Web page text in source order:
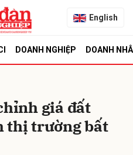
English
DOANH NGHIỆP DOANH
giá đất
thị trường bất